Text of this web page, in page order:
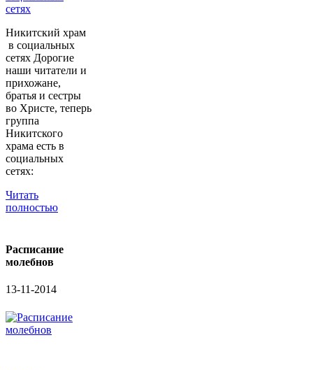
Никитский храм
в социальных
сетях Дорогие
наши читатели и
прихожане,
братья и сестры
во Христе, теперь
группа
Никитского
храма есть в
социальных
сетях:
Читать
полностью
Расписание
молебнов
13-11-2014